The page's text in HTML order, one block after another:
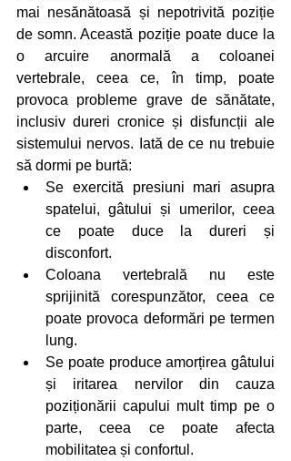
mai nesănătoasă și nepotrivită poziție
de somn. Această poziție poate duce la
o arcuire anormală a coloanei
vertebrale, ceea ce, în timp, poate
provoca probleme grave de sănătate,
inclusiv dureri cronice și disfuncții ale
sistemului nervos. Iată de ce nu trebuie
să dormi pe burtă:
Se exercită presiuni mari asupra
spatelui, gâtului și umerilor, ceea
ce poate duce la dureri și
disconfort.
Coloana vertebrală nu este
sprijinită corespunzător, ceea ce
poate provoca deformări pe termen
lung.
Se poate produce amorțirea gâtului
și iritarea nervilor din cauza
poziționării capului mult timp pe o
parte, ceea ce poate afecta
mobilitatea și confortul.